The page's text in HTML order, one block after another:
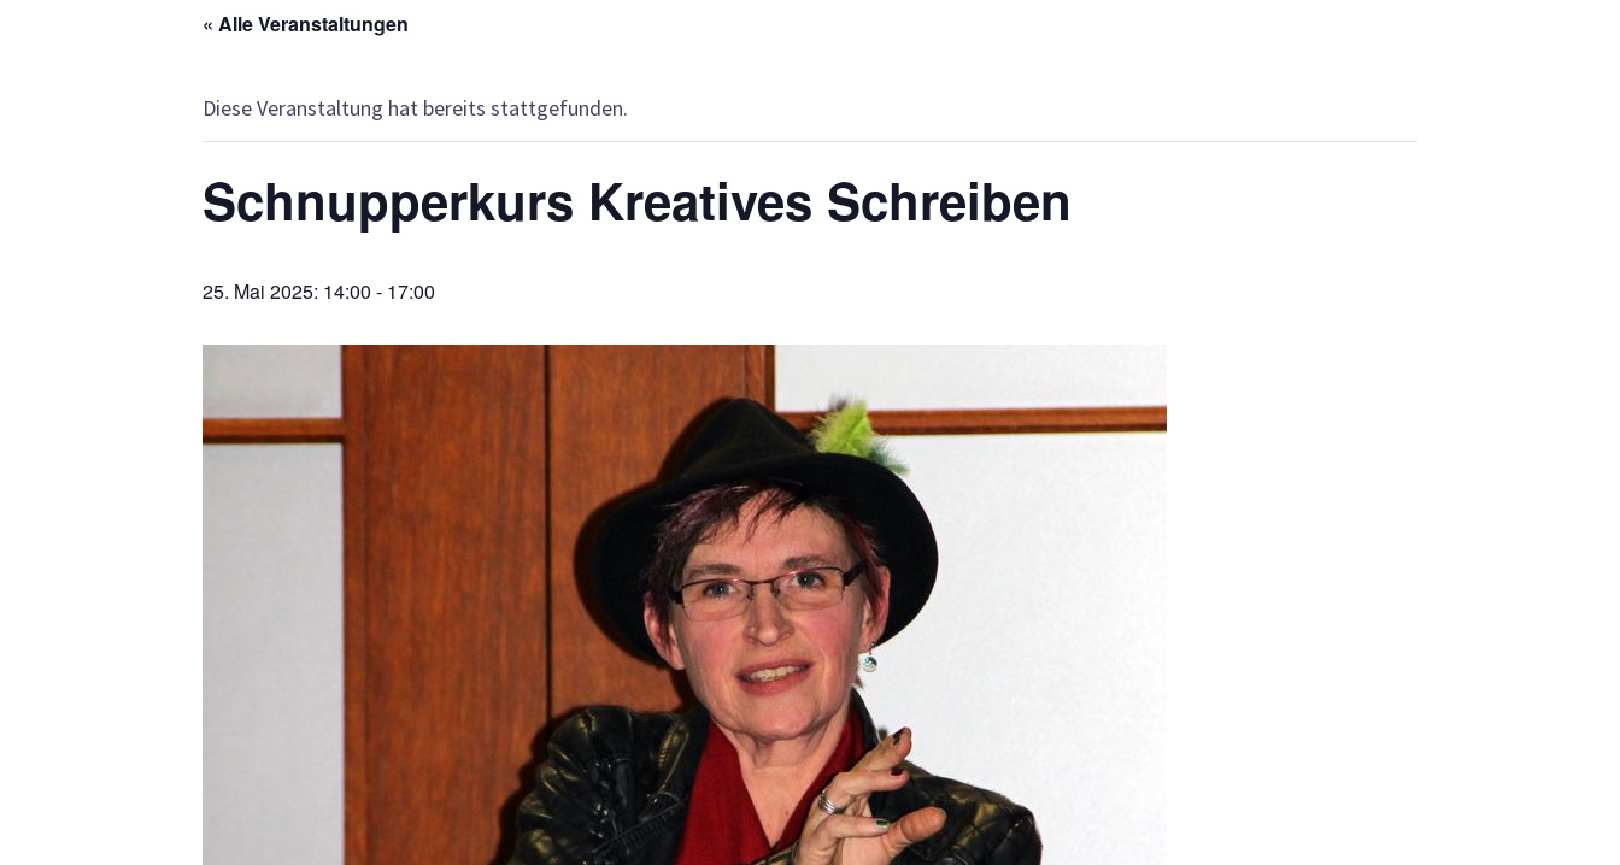
« Alle Veranstaltungen
Diese Veranstaltung hat bereits stattgefunden.
Schnupperkurs Kreatives Schreiben
25. Mai 2025: 14:00 - 17:00